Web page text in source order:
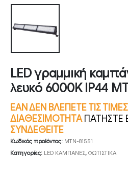
LED γραμμική
λευκό 6000K IP44
ΕΑΝ ΔΕΝ ΒΛΕΠΕΤΕ ΤΙΣ
ΔΙΑΘΕΣΙΜΟΤΗΤΑ ΠΑΤΗΣΤΕ
ΣΥΝΔΕΘΕΙΤΕ
Κωδικός προϊόντος: MTN-81551
Κατηγορίες: LED ΚΑΜΠΑΝΕΣ, ΦΩΤΙΣΤΙΚΑ